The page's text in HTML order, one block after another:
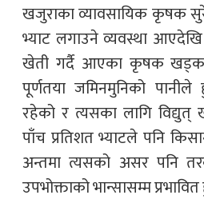
खजुराका व्यावसायिक कृषक
भ्याट लगाउने व्यवस्था
खेती गर्दै आएका कृषक
पूर्णतया जमिनमुनिको
रहेको र त्यसका लागि
पाँच प्रतिशत भ्याटले पनि
अन्तमा त्यसको असर पनि
उपभोक्ताको भान्सासम्म